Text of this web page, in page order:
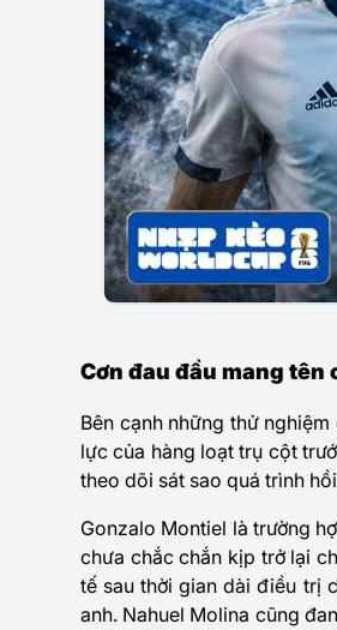
Cơn đau đầu mang
Bên cạnh những thử
lực của hàng loạt trụ cột
theo dõi sát sao quá trình
Gonzalo Montiel là trường
chưa chắc chắn kịp trở lại
tế sau thời gian dài điều trị
anh. Nahuel Molina cũng